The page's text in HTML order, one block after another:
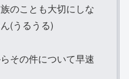
のことも大切にしな
(うるうる)
その件について早速